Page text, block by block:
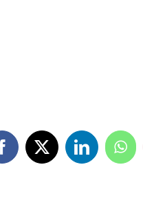
Facebook
X LinkedIn